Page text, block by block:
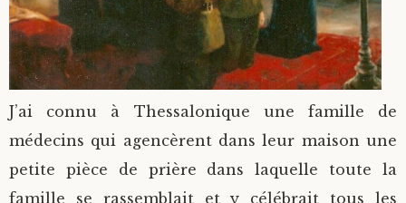
J’ai connu à Thessalonique une famille de
médecins qui agencèrent dans leur maison une
petite pièce de prière dans laquelle toute la
famille se rassemblait et y célébrait tous les